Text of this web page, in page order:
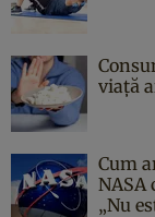
viață
Cum
NASA
„Nu